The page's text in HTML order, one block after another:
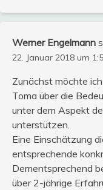
Werner Engelmann
22. Januar 2018 um
Zunächst möchte
Toma über die
unter dem Aspekt
unterstützen.
Eine Einschätzung
entsprechende
Dementsprechend
über 2-jährige